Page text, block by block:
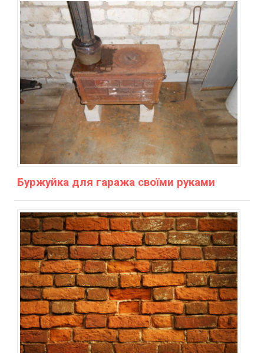
Буржуйка для гаража своїми руками